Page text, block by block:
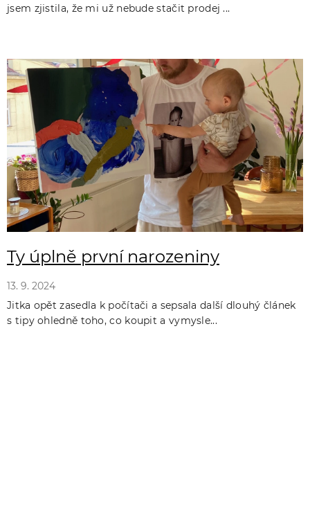
jsem zjistila, že mi už nebude stačit prodej ...
Ty úplně první narozeniny
13. 9. 2024
Jitka opět zasedla k počítači a sepsala další dlouhý článek
s tipy ohledně toho, co koupit a vymysle...